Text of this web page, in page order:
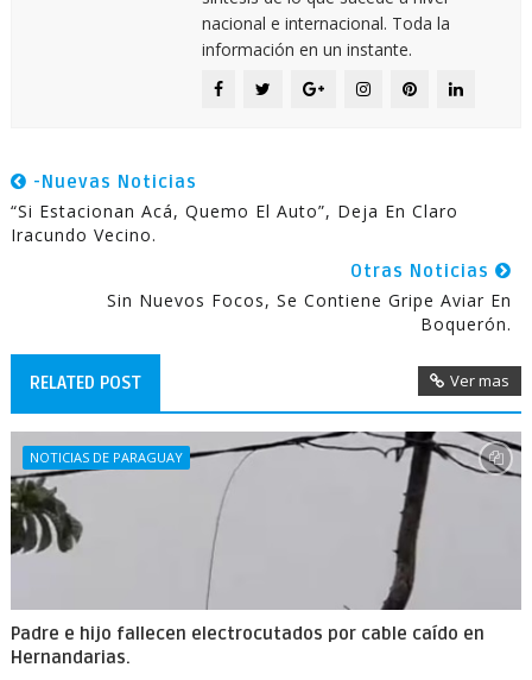
nacional e internacional. Toda la
información en un instante.
-Nuevas Noticias
“Si Estacionan Acá, Quemo El Auto”, Deja En Claro
Iracundo Vecino.
Otras Noticias
Sin Nuevos Focos, Se Contiene Gripe Aviar En
Boquerón.
RELATED POST Ver mas
NOTICIAS DE PARAGUAY
Padre e hijo fallecen electrocutados por cable caído en
Hernandarias.